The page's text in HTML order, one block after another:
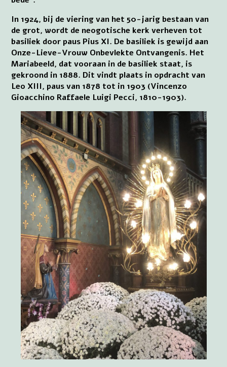
In 1924, bij de viering van het 50-jarig bestaan van
de grot, wordt de neogotische kerk verheven tot
basiliek door paus Pius XI. De basiliek is gewijd aan
Onze-Lieve-Vrouw Onbevlekte Ontvangenis. Het
Mariabeeld, dat vooraan in de basiliek staat, is
gekroond in 1888. Dit vindt plaats in opdracht van
Leo XIII, paus van 1878 tot in 1903 (Vincenzo
Gioacchino Raffaele Luigi Pecci, 1810-1903).